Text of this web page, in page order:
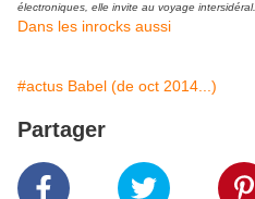
électroniques, elle invite au voyage intersidéral.
Dans les inrocks aussi
#actus Babel (de oct 2014...)
Partager